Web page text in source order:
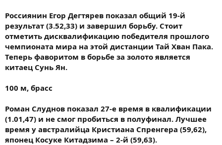
Россиянин Егор Дегтярев показал общий 19-й
результат (3.52,33) и завершил борьбу. Стоит
отметить дисквалификацию победителя прошлого
чемпионата мира на этой дистанции Тай Хван Пака.
Теперь фаворитом в борьбе за золото является
китаец Сунь Ян.
100 м, брасс
Роман Слуднов показал 27-е время в квалификации
(1.01,47) и не смог пробиться в полуфинал. Лучшее
время у австралийца Кристиана Спренгера (59,62),
японец Косуке Китадзима – 2-й (59,63).